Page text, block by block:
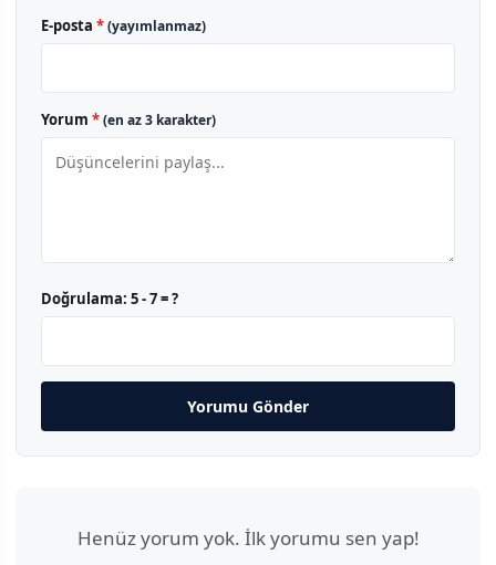
E-posta *(yayımlanmaz)
Yorum *(en az 3 karakter)
Doğrulama: 5 - 7 = ?
Yorumu Gönder
Henüz yorum yok. İlk yorumu sen yap!